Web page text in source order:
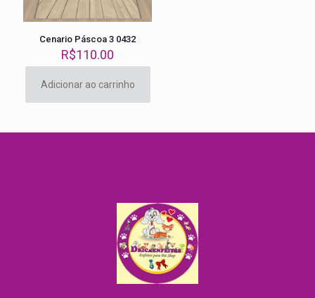
Cenario Páscoa 3 0432
R$110.00
Adicionar ao carrinho